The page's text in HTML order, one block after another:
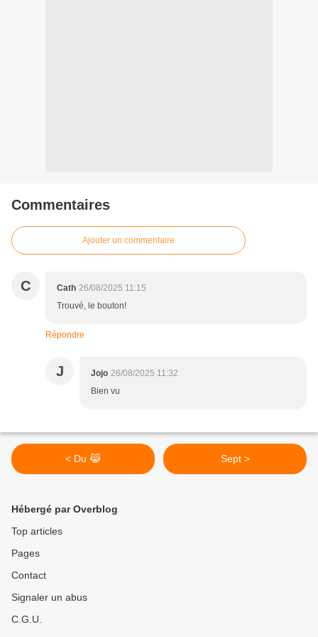
Commentaires
Ajouter un commentaire
C Cath 26/08/2025 11:15
Trouvé, le bouton!
Répondre
J Jojo 26/08/2025 11:32
Bien vu
< Du 😹 Sept >
Hébergé par Overblog
Top articles
Pages
Contact
Signaler un abus
C.G.U.